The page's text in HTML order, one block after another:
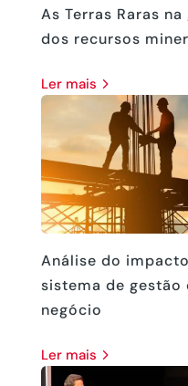
As Terras Raras
dos recursos
ler mais
Análise do
sistema de
negócio
ler mais